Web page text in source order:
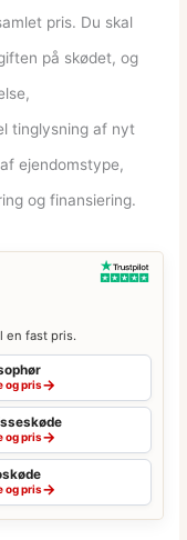
pris. Du skal
på skødet, og
tinglysning af nyt
ejendomstype,
og finansiering.
en fast pris.
og pris→
og pris→
og pris→